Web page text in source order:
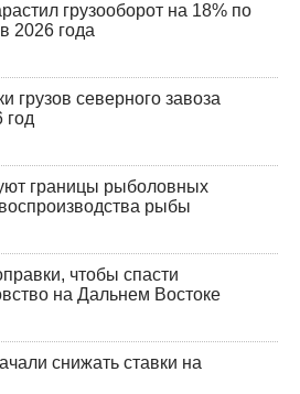
грузооборот на 18% по
2026 года
грузов северного завоза
год
границы рыболовных
рыбы
чтобы спасти
на Дальнем Востоке
снижать ставки на